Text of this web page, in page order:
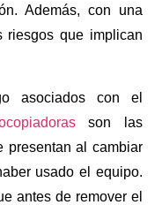
Además, con una
riesgos que implican
asociados con el
son las
presentan al cambiar
usado el equipo.
antes de remover el